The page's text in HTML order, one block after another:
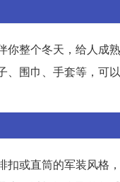
整个冬天，给人成
围巾、手套等，可
或直筒的军装风格